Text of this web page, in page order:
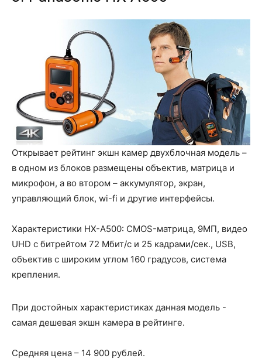
Открывает рейтинг экшн камер двухблочная модель –
в одном из блоков размещены объектив, матрица и
микрофон, а во втором – аккумулятор, экран,
управляющий блок, wi-fi и другие интерфейсы.
Характеристики HX-A500: CMOS-матрица, 9МП, видео
UHD с битрейтом 72 Мбит/с и 25 кадрами/сек., USB,
объектив с широким углом 160 градусов, система
крепления.
При достойных характеристиках данная модель -
самая дешевая экшн камера в рейтинге.
Средняя цена – 14 900 рублей.